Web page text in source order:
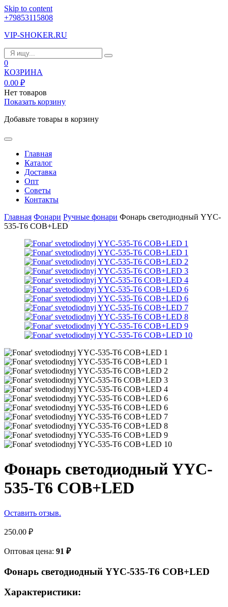
Skip to content
+79853115808
VIP-SHOKER.RU
0
КОЗРИНА
0.00 ₽
Нет товаров
Показать корзину
Добавьте товары в корзину
Главная
Каталог
Доставка
Опт
Советы
Контакты
Главная Фонари Ручные фонари Фонарь светодиодный YYC-
535-T6 COB+LED
Фонарь светодиодный YYC-
535-T6 COB+LED
Оставить отзыв.
250.00 ₽
Оптовая цена: 91 ₽
Фонарь светодиодный YYC-535-T6 COB+LED
Характеристики: